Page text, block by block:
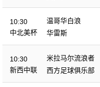
10:30
中北美杯
温哥华白浪
华雷斯
10:30
新西中联
米拉马尔流浪者
西方足球俱乐部